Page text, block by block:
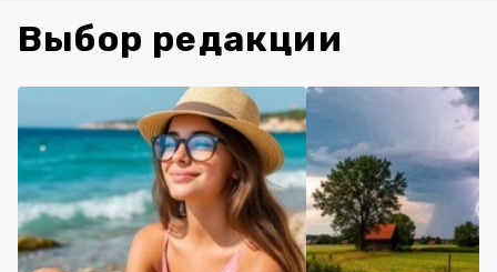
Выбор редакции